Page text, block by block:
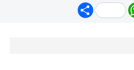
Share